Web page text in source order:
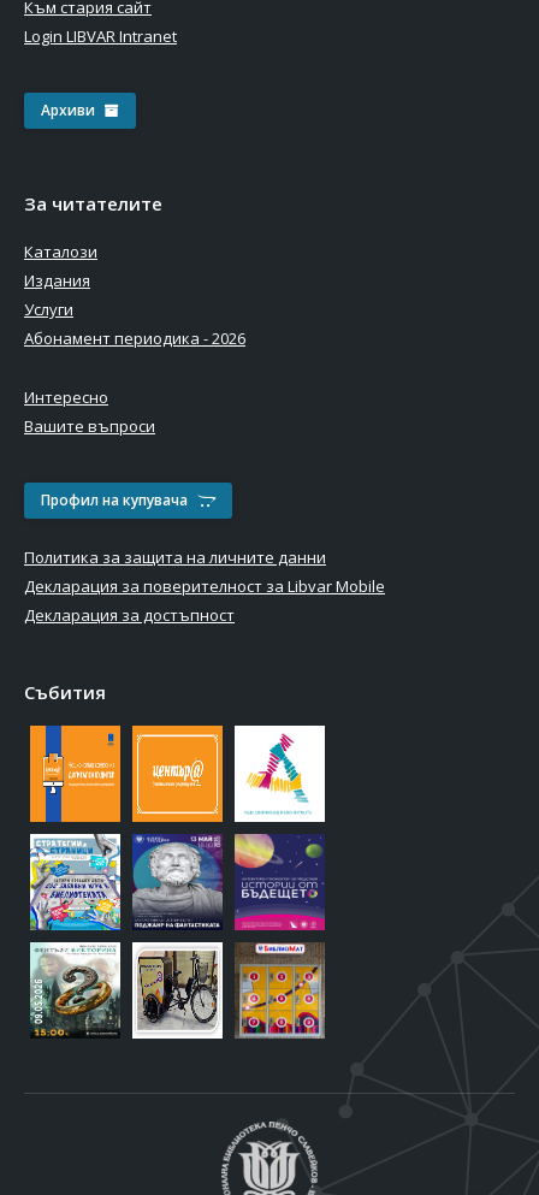
Към стария сайт
Login LIBVAR Intranet
Архиви
За читателите
Каталози
Издания
Услуги
Абонамент периодика - 2026
Интересно
Вашите въпроси
Профил на купувача
Политика за защита на личните данни
Декларация за поверителност за Libvar Mobile
Декларация за достъпност
Събития